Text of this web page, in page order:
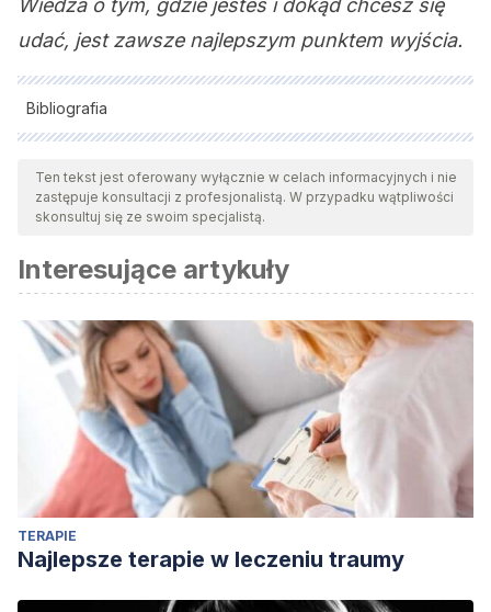
Wiedza o tym, gdzie jesteś i dokąd chcesz się
udać, jest zawsze najlepszym punktem wyjścia.
Bibliografia
Wszystkie cytowane źródła zostały gruntownie
przeanalizowane przez nasz zespół w celu zapewnienia ich
jakości, wiarygodności, aktualności i ważności. Bibliografia
względem naukowym lub akademickim.
Endsley, M. R. (2000). «Theoretical underpinnings of
situation awareness: A critical review.» En M. R. Endsley & D.
J. Garland (coords.),Situation Awareness Analysis And
Measurement. Mahwah, NJ: LEA
López García, Mª G. (2011). «Entrenamiento de la
Conciencia Situacional mediante neurofeedback.» Colegio
Oficial de Pilotos de la Aviación Comercial.Aviador
, número
61 julio-agosto-septiembre 2011.
Ten tekst jest oferowany wyłącznie w celach informacyjnych i nie
zastępuje konsultacji z profesjonalistą. W przypadku wątpliwości
skonsultuj się ze swoim specjalistą.
Interesujące artykuły
TERAPIE
Najlepsze terapie w leczeniu traumy